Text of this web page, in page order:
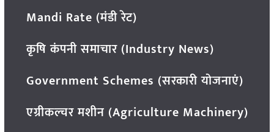
Mandi Rate (मंडी रेट)
कृषि कंपनी समाचार (Industry News)
Government Schemes (सरकारी योजनाएं)
एग्रीकल्चर मशीन (Agriculture Machinery)